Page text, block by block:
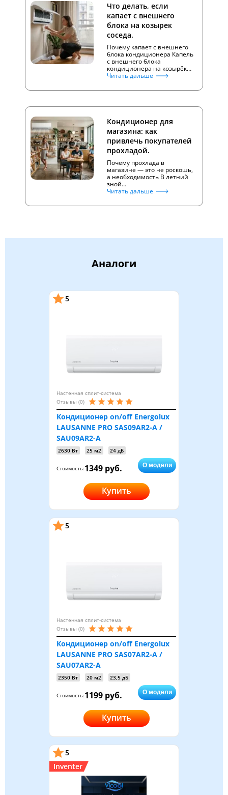
Что делать, если
капает с внешнего
блока на козырек
соседа.
Почему капает с внешнего
блока кондиционера Капель
с внешнего блока
кондиционера на козырёк…
Читать дальше
Кондиционер для
магазина: как
привлечь покупателей
прохладой.
Почему прохлада в
магазине — это не роскошь,
а необходимость В летний
зной…
Читать дальше
Аналоги
5
Настенная сплит-система
Отзывы (0)
Кондиционер on/off Energolux
LAUSANNE PRO SAS09AR2-A /
SAU09AR2-A
2630 Вт 25 м2 24 дБ
Стоимость:1349 руб. О модели
Купить
5
Настенная сплит-система
Отзывы (0)
Кондиционер on/off Energolux
LAUSANNE PRO SAS07AR2-A /
SAU07AR2-A
2350 Вт 20 м2 23,5 дБ
Стоимость:1199 руб. О модели
Купить
5
Inventer